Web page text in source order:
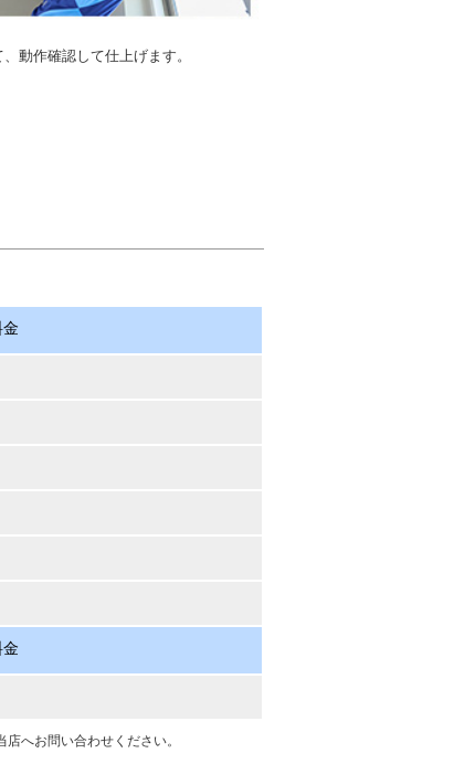
動作確認して仕上げます。
へお問い合わせください。